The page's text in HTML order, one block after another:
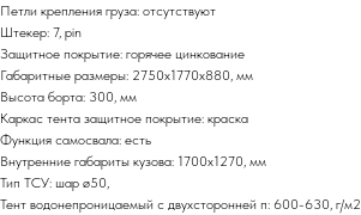
Петли крепления груза: отсутствуют
Штекер: 7, pin
Защитное покрытие: горячее цинкование
Габаритные размеры: 2750х1770х880, мм
Высота борта: 300, мм
Каркас тента защитное покрытие: краска
Функция самосвала: есть
Внутренние габариты кузова: 1700х1270, мм
Тип ТСУ: шар ø50,
Тент водонепроницаемый с двухсторонней п: 600-630, г/м2